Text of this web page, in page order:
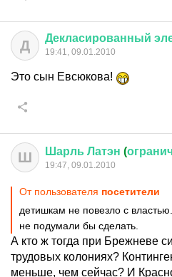
Д Декласированный
19:41, 09.01.2010
Это сын Евсюкова!
Ш Шарль Латэн (
19:47, 09.01.2010
От пользователя посетители
детишкам не повезло с
не подумали бы сделать.
А кто ж тогда при Брежневе
трудовых колониях?
меньше, чем сейчас? И